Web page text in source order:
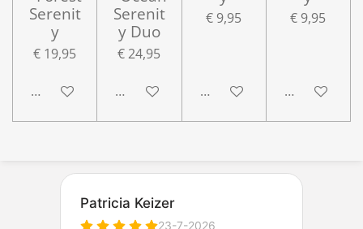
Serenit
y
€ 19,95
In winkelwagen
Serenit
y Duo
€ 24,95
In winkelwagen
€ 9,95
In winkelwagen
€ 9,95
In